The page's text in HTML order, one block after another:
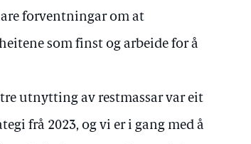
forventningar om at
som finst og arbeide for å
utnytting av restmassar var eit
frå 2023, og vi er i gang med å